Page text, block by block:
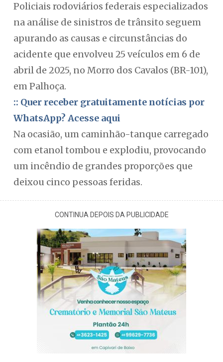
Policiais rodoviários federais especializados
na análise de sinistros de trânsito seguem
apurando as causas e circunstâncias do
acidente que envolveu 25 veículos em 6 de
abril de 2025, no Morro dos Cavalos (BR-101),
em Palhoça.
:: Quer receber gratuitamente notícias por
WhatsApp? Acesse aqui
Na ocasião, um caminhão-tanque carregado
com etanol tombou e explodiu, provocando
um incêndio de grandes proporções que
deixou cinco pessoas feridas.
CONTINUA DEPOIS DA PUBLICIDADE